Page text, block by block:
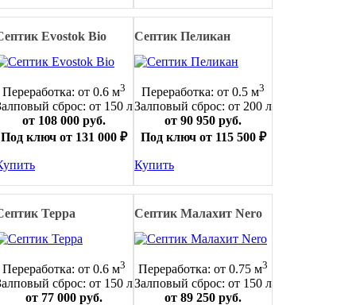
Evostok Bio
Переработка: от 0.6 м3
сброс: от 150 л
от 108 000 руб.
Под ключ от 131 000 ₽
Септик Пеликан
Переработка: от 0.5 м3
Залповый сброс: от 200 л
от 90 950 руб.
Под ключ от 115 500 ₽
Купить
Терра
Переработка: от 0.6 м3
сброс: от 150 л
от 77 000 руб.
Септик Малахит Nero
Переработка: от 0.75 м3
Залповый сброс: от 150 л
от 89 250 руб.